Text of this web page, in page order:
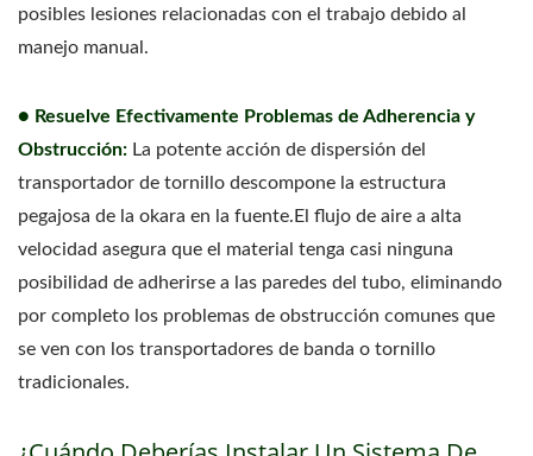
posibles lesiones relacionadas con el trabajo debido al
manejo manual.
● Resuelve Efectivamente Problemas de Adherencia y
Obstrucción: La potente acción de dispersión del
transportador de tornillo descompone la estructura
pegajosa de la okara en la fuente.El flujo de aire a alta
velocidad asegura que el material tenga casi ninguna
posibilidad de adherirse a las paredes del tubo, eliminando
por completo los problemas de obstrucción comunes que
se ven con los transportadores de banda o tornillo
tradicionales.